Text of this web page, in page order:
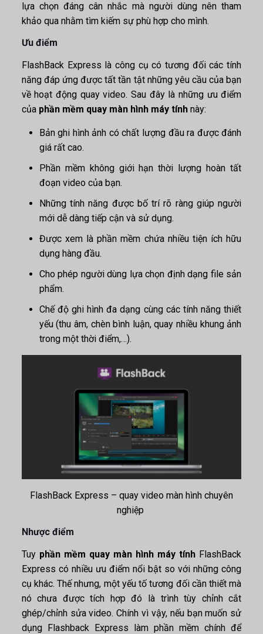
lựa chọn đáng cân nhắc mà người dùng nên tham
khảo qua nhằm tìm kiếm sự phù hợp cho mình.
Ưu điểm
FlashBack Express là công cụ có tương đối các tính
năng đáp ứng được tất tần tật những yêu cầu của bạn
về hoạt động quay video. Sau đây là những ưu điểm
của phần mềm quay màn hình máy tính này:
Bản ghi hình ảnh có chất lượng đầu ra được đánh
giá rất cao.
Phần mềm không giới hạn thời lượng hoàn tất
đoạn video của bạn.
Những tính năng được bố trí rõ ràng giúp người
mới dễ dàng tiếp cận và sử dụng.
Được xem là phần mềm chứa nhiều tiện ích hữu
dụng hàng đầu.
Cho phép người dùng lựa chọn định dạng file sản
phẩm.
Chế độ ghi hình đa dạng cùng các tính năng thiết
yếu (thu âm, chèn bình luận, quay nhiều khung ảnh
trong một thời điểm,…).
FlashBack Express – quay video màn hình chuyên
nghiệp
Nhược điểm
Tuyphần mềm quay màn hình máy tính FlashBack
Express có nhiều ưu điểm nổi bật so với những công
cụ khác. Thế nhưng, một yếu tố tương đối cần thiết mà
nó chưa được tích hợp đó là trình tùy chỉnh cắt
ghép/chỉnh sửa video. Chính vì vậy, nếu bạn muốn sử
dụng Flashback Express làm phần mềm chính để